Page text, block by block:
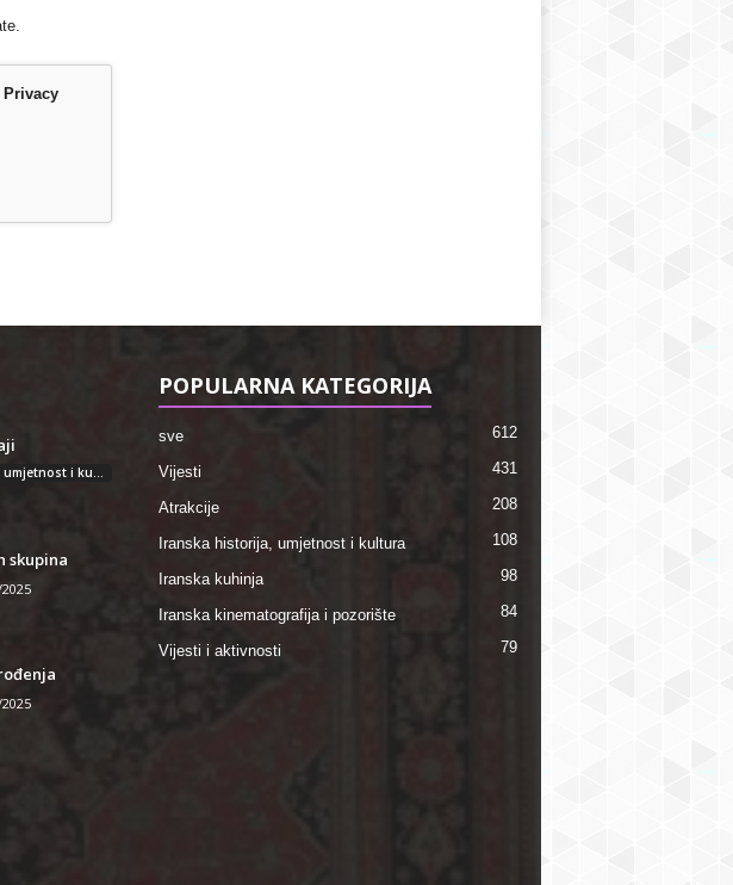
Privacy
Iranska historija, umjetnost i kultura
skupina
POPULARNA KATEGORIJA
sve 612
Vijesti 431
Atrakcije 208
Iranska historija, umjetnost i kultura 108
Iranska kuhinja 98
Iranska kinematografija i pozorište 84
Vijesti i aktivnosti 79